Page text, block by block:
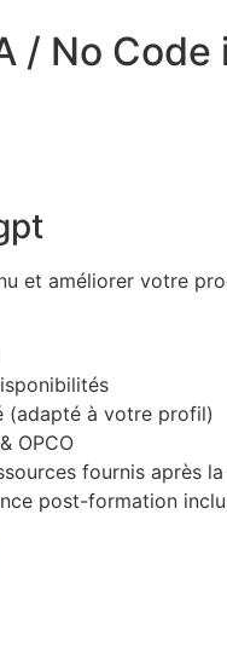
/ No
et améliorer votre
(adapté à votre profil)
OPCO
fournis après
post-formation